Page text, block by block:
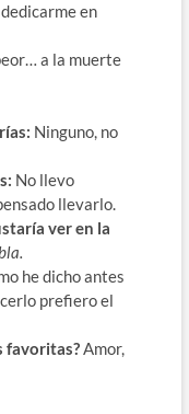
en
a la muerte
Ninguno, no
No llevo
llevarlo.
ver en la
he dicho antes
prefiero el
favoritas?Amor,